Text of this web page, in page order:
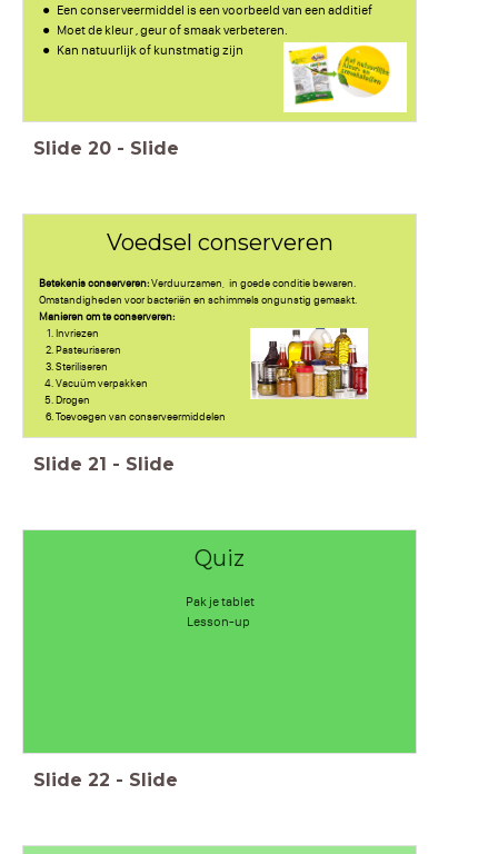
Een conserveermiddel is een voorbeeld van een additief
Moet de kleur , geur of smaak verbeteren.
Kan natuurlijk of kunstmatig zijn
Slide 20 - Slide
Voedsel conserveren
Betekenis conserveren:Verduurzamen, in goede conditie bewaren.
Omstandigheden voor bacteriën en schimmels ongunstig gemaakt.
Manieren om te conserveren:
Invriezen
Pasteuriseren
Steriliseren
Vacuüm verpakken
Drogen
Toevoegen van conserveermiddelen
Slide 21 - Slide
Quiz
Pak je tablet
Lesson-up
Slide 22 - Slide